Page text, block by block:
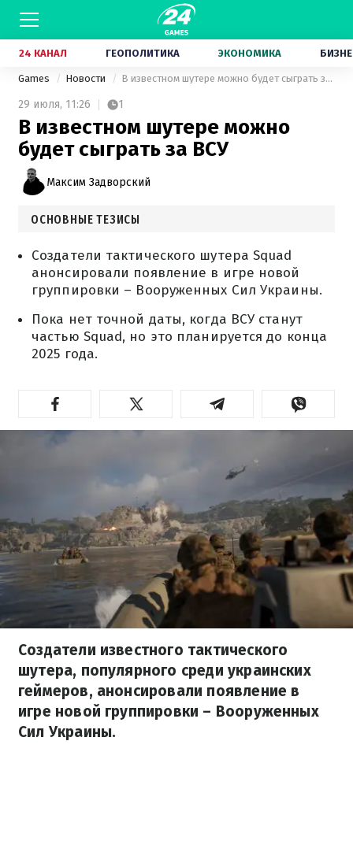
24 КАНАЛ ГЕОПОЛИТИКА ЭКОНОМИКА
Games Новости В известном шутере можно будет сыграть за ВСУ
29 июля, 11:26 1
В известном шутере можно
будет сыграть за ВСУ
Максим Задворский
ОСНОВНЫЕ ТЕЗИСЫ
Создатели тактического шутера Squad
анонсировали появление в игре новой
группировки – Вооруженных Сил Украины.
Пока нет точной даты, когда ВСУ станут
частью Squad, но это планируется до конца
2025 года.
Создатели известного тактического
шутера, популярного среди украинских
геймеров, анонсировали появление в
игре новой группировки – Вооруженных
Сил Украины.